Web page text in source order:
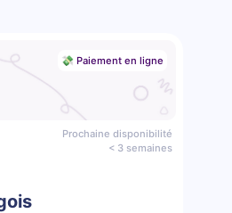
💸 Paiement en ligne
Prochaine disponibilité
< 3 semaines